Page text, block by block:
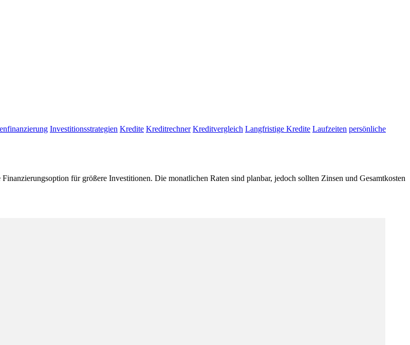
Investitionsstrategien Kredite Kreditrechner Kreditvergleich Langfristige Kredite Laufzeiten persönliche
für größere Investitionen. Die monatlichen Raten sind planbar, jedoch sollten Zinsen und Gesamtkosten